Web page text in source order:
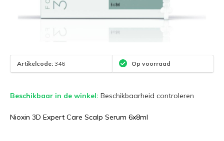
Artikelcode: 346 Op voorraad
Beschikbaar in de winkel: Beschikbaarheid controleren
Nioxin 3D Expert Care Scalp Serum 6x8ml